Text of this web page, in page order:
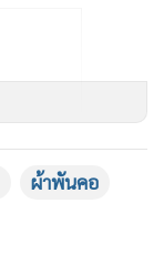
ผ้าพันคอ